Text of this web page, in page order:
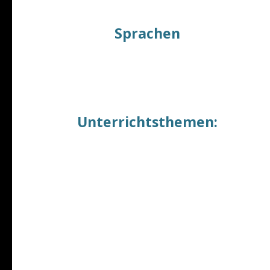
Sprachen
Unterrichtsthemen: